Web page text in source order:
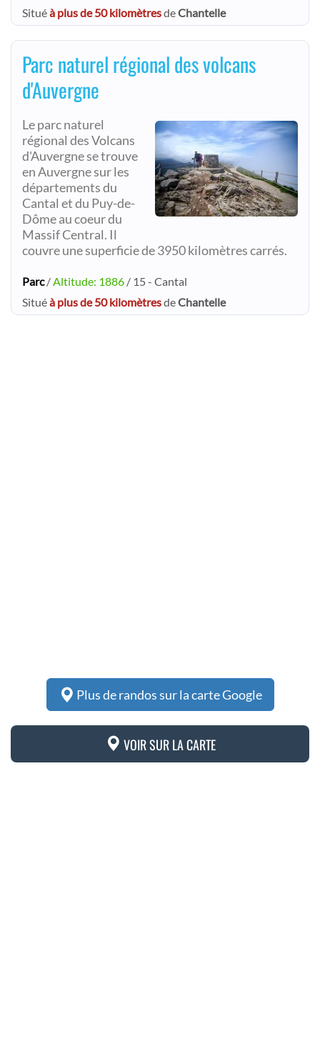
Situéà plus de 50 kilomètresdeChantelle
Parc naturel régional des volcans
d'Auvergne
Le parc naturel
régional des Volcans
d'Auvergne se trouve
en Auvergne sur les
départements du
Cantal et du Puy-de-
Dôme au coeur du
Massif Central. Il
couvre une superficie de 3950 kilomètres carrés.
Parc/Altitude: 1886 / 15 - Cantal
Situéà plus de 50 kilomètresdeChantelle
Plus de randos sur la carte Google
VOIR SUR LA CARTE